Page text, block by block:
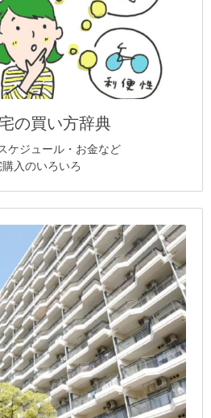
の買い方辞典
ケジュール・お金など
入のいろいろ